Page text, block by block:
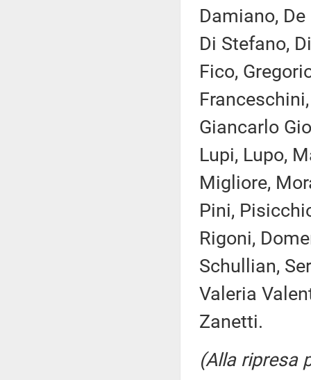
Damiano,
Di Stefano,
Fico,
Giancarlo
Lupi, Lupo,
Migliore,
Pini,
Rigoni,
Schullian,
Valeria
Zanetti.
(Alla ripresa